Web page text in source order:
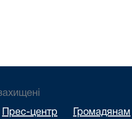
Прес-центр Громадянам